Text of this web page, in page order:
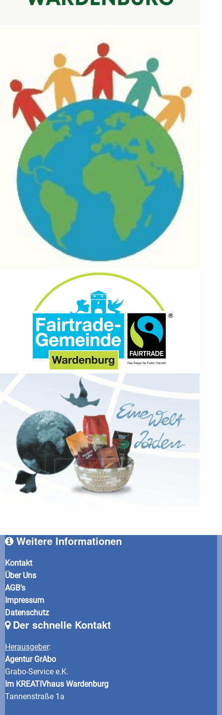
Weitere Informationen
Kontakt
Über Uns
AGB's
Impressum
Datenschutz
Der schnelle Kontakt
Herausgeber:
Agentur GrAbo
Grabo-Service e.K.
Im KREATIVhaus Wardenburg
Tannenstraße 1a